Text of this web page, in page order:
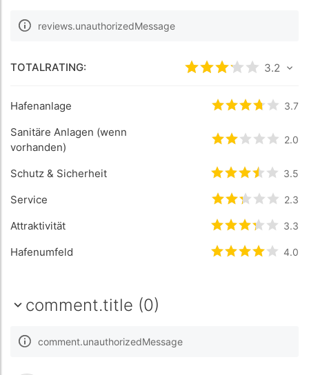
reviews.unauthorizedMessage
TOTALRATING: rating.rated3.2
3.2
Hafenanlage rating.rated3.7
Sanitäre Anlagen (wenn
vorhanden)
rating.rated2
2.0
Schutz & Sicherheit rating.rated3.5
Service rating.rated2.3
Attraktivität rating.rated3.3
Hafenumfeld rating.rated4
4.0
comment.title (0)
comment.unauthorizedMessage